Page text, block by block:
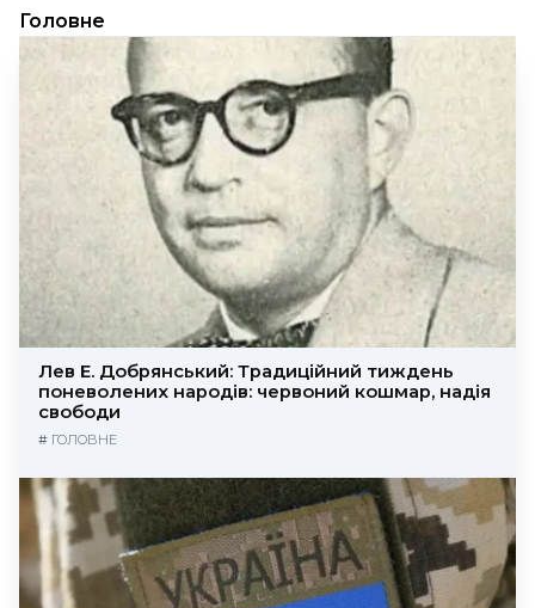
Головне
Лев Е. Добрянський: Традиційний тиждень
поневолених народів: червоний кошмар, надія
свободи
# ГОЛОВНЕ